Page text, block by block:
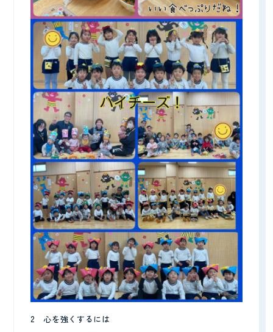
2 心を強くするには